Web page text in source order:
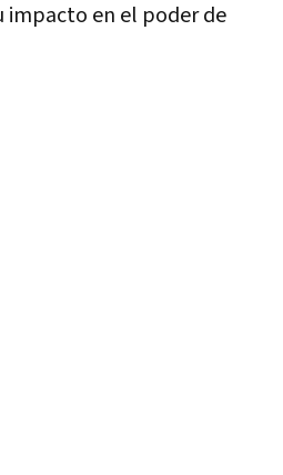
impacto en el poder de